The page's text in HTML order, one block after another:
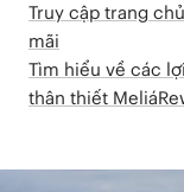
Truy cập trang
mãi
Tìm hiểu về các
thân thiết